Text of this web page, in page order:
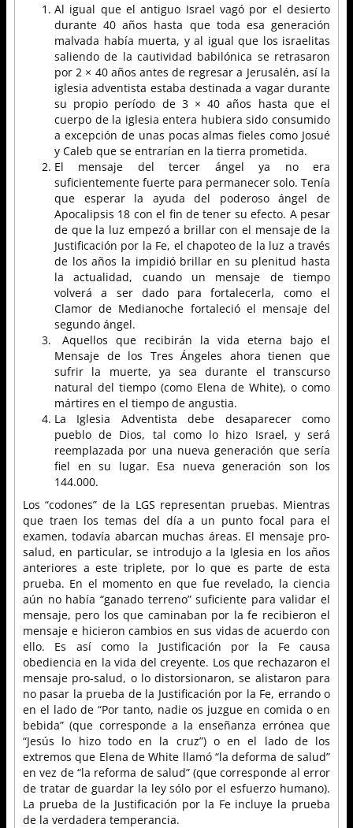
Al igual que el antiguo Israel vagó por el desierto
durante 40 años hasta que toda esa generación
malvada había muerta, y al igual que los israelitas
saliendo de la cautividad babilónica se retrasaron
por 2 × 40 años antes de regresar a Jerusalén, así la
iglesia adventista estaba destinada a vagar durante
su propio período de 3 × 40 años hasta que el
cuerpo de la iglesia entera hubiera sido consumido
a excepción de unas pocas almas fieles como Josué
y Caleb que se entrarían en la tierra prometida.
El mensaje del tercer ángel ya no era
suficientemente fuerte para permanecer solo. Tenía
que esperar la ayuda del poderoso ángel de
Apocalipsis 18 con el fin de tener su efecto. A pesar
de que la luz empezó a brillar con el mensaje de la
Justificación por la Fe, el chapoteo de la luz a través
de los años la impidió brillar en su plenitud hasta
la actualidad, cuando un mensaje de tiempo
volverá a ser dado para fortalecerla, como el
Clamor de Medianoche fortaleció el mensaje del
segundo ángel.
Aquellos que recibirán la vida eterna bajo el
Mensaje de los Tres Ángeles ahora tienen que
sufrir la muerte, ya sea durante el transcurso
natural del tiempo (como Elena de White), o como
mártires en el tiempo de angustia.
La Iglesia Adventista debe desaparecer como
pueblo de Dios, tal como lo hizo Israel, y será
reemplazada por una nueva generación que sería
fiel en su lugar. Esa nueva generación son los
144.000.
Los “codones” de la LGS representan pruebas. Mientras
que traen los temas del día a un punto focal para el
examen, todavía abarcan muchas áreas. El mensaje pro-
salud, en particular, se introdujo a la Iglesia en los años
anteriores a este triplete, por lo que es parte de esta
prueba. En el momento en que fue revelado, la ciencia
aún no había “ganado terreno” suficiente para validar el
mensaje, pero los que caminaban por la fe recibieron el
mensaje e hicieron cambios en sus vidas de acuerdo con
ello. Es así como la Justificación por la Fe causa
obediencia en la vida del creyente. Los que rechazaron el
mensaje pro-salud, o lo distorsionaron, se alistaron para
no pasar la prueba de la Justificación por la Fe, errando o
en el lado de “Por tanto, nadie os juzgue en comida o en
bebida” (que corresponde a la enseñanza errónea que
“Jesús lo hizo todo en la cruz”) o en el lado de los
extremos que Elena de White llamó “la deforma de salud”
en vez de “la reforma de salud” (que corresponde al error
de tratar de guardar la ley sólo por el esfuerzo humano).
La prueba de la Justificación por la Fe incluye la prueba
de la verdadera temperancia.